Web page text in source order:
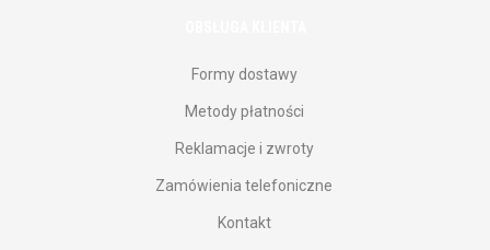
Formy dostawy
Metody płatności
Reklamacje i zwroty
Zamówienia telefoniczne
Kontakt